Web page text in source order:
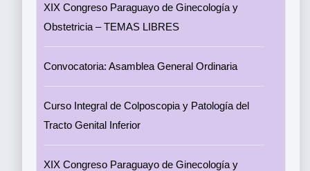
XIX Congreso Paraguayo de Ginecología y
Obstetricia – TEMAS LIBRES
Convocatoria: Asamblea General Ordinaria
Curso Integral de Colposcopia y Patología del
Tracto Genital Inferior
XIX Congreso Paraguayo de Ginecología y